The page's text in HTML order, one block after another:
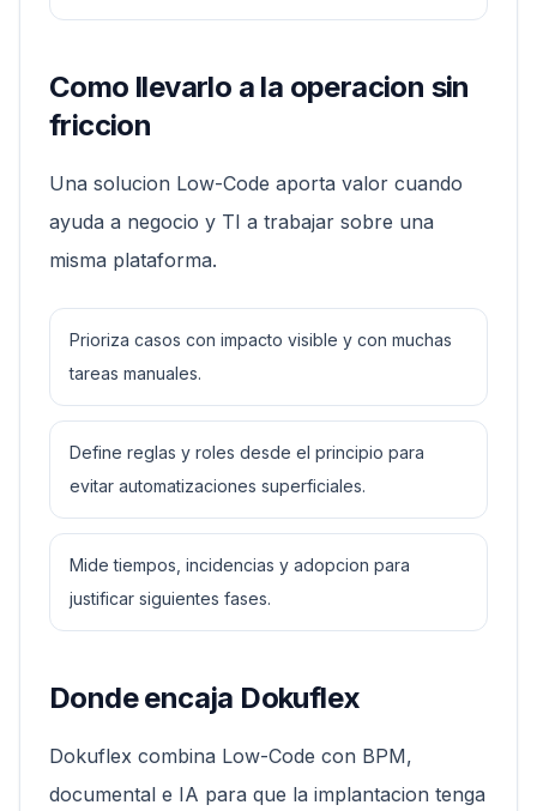
Como llevarlo a la operacion sin
friccion
Una solucion Low-Code aporta valor cuando
ayuda a negocio y TI a trabajar sobre una
misma plataforma.
Prioriza casos con impacto visible y con muchas
tareas manuales.
Define reglas y roles desde el principio para
evitar automatizaciones superficiales.
Mide tiempos, incidencias y adopcion para
justificar siguientes fases.
Donde encaja Dokuflex
Dokuflex combina Low-Code con BPM,
documental e IA para que la implantacion tenga